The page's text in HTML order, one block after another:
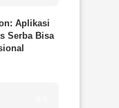
Aplikasi
Serba Bisa